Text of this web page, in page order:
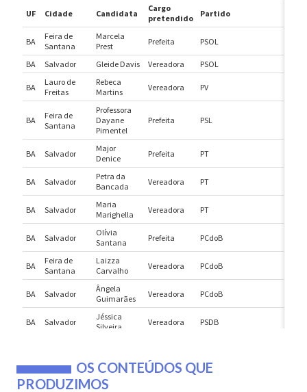
OS CONTEÚDOS QUE
PRODUZIMOS